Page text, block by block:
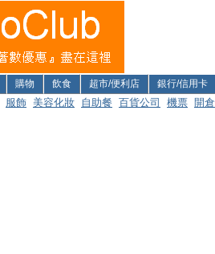
購物 飲食 超市/便利店 銀行/信用卡
服飾 美容化妝 自助餐 百貨公司 機票 開倉